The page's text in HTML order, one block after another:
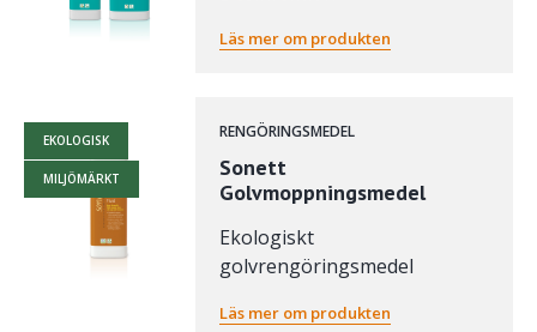
Läs mer om produkten
EKOLOGISK
MILJÖMÄRKT
RENGÖRINGSMEDEL
Sonett
Golvmoppningsmedel
Ekologiskt
golvrengöringsmedel
Läs mer om produkten